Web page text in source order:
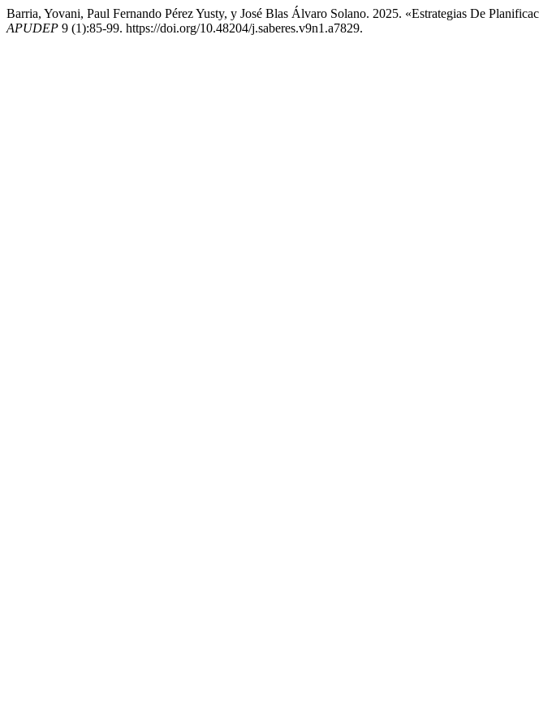
Barria, Yovani, Paul Fernando Pérez Yusty, y José Blas Álvaro Solano. 2025. «Estrategias De
APUDEP 9 (1):85-99. https://doi.org/10.48204/j.saberes.v9n1.a7829.